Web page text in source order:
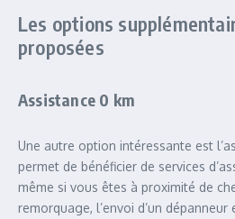
Les options
proposées
Assistance 0 km
Une autre option intéressante est
permet de bénéficier de services
même si vous êtes à proximité de
remorquage, l’envoi d’un